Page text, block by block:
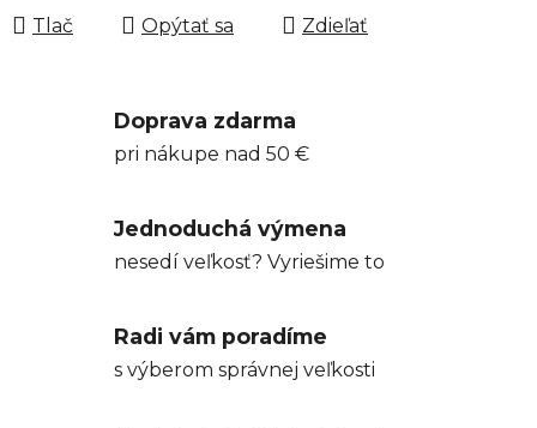
Tlač Opýtať sa Zdieľať
Doprava zdarma
pri nákupe nad 50 €
Jednoduchá výmena
nesedí veľkosť? Vyriešime to
Radi vám poradíme
s výberom správnej veľkosti